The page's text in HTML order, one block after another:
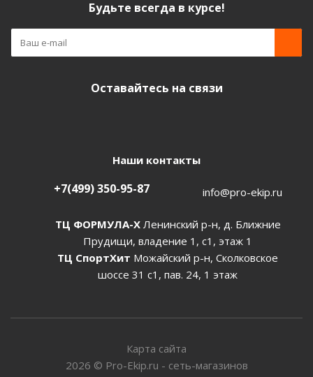
Будьте всегда в курсе!
Оставайтесь на связи
Наши контакты
+7(499) 350-95-87 info@pro-ekip.ru
ТЦ ФОРМУЛА-ХЛенинский р-н, д. Ближние
Прудищи, владение 1, с1, этаж 1
ТЦ СпортХит Можайский р-н, Сколковское
шоссе 31 с1, пав. 24, 1 этаж
Карта сайта
2026 © Pro-Ekip.ru - сеть-магазинов